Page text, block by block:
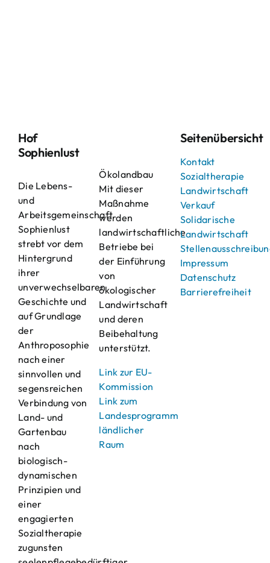
Hof
Sophienlust
Die Lebens-
und
Arbeitsgemeinschaft
Sophienlust
strebt vor dem
Hintergrund
ihrer
unverwechselbaren
Geschichte und
auf Grundlage
der
Anthroposophie
nach einer
sinnvollen und
segensreichen
Verbindung von
Land- und
Gartenbau
nach
biologisch-
dynamischen
Prinzipien und
einer
engagierten
Sozialtherapie
zugunsten
Ökolandbau
Mit dieser
Maßnahme
werden
landwirtschaftliche
Betriebe bei
der Einführung
von
ökologischer
Landwirtschaft
und deren
Beibehaltung
unterstützt.
Link zur EU-
Kommission
Link zum
Landesprogramm
ländlicher
Raum
Seitenübersicht
Kontakt
Sozialtherapie
Landwirtschaft
Verkauf
Solidarische
Landwirtschaft
Impressum
Datenschutz
Barrierefreiheit